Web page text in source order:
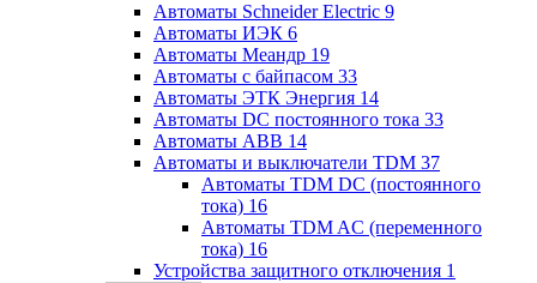
Автоматы Schneider Electric 9
Автоматы ИЭК 6
Автоматы Меандр 19
Автоматы с байпасом 33
Автоматы ЭТК Энергия 14
Автоматы DC постоянного тока 33
Автоматы ABB 14
Автоматы и выключатели TDM 37
Автоматы TDM DC (постоянного
тока) 16
Автоматы TDM AC (переменного
тока) 16
Устройства защитного отключения 1